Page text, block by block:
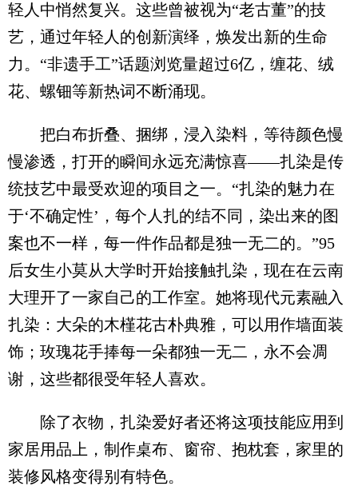
轻人中悄然复兴。这些曾被视为“老古董”的技
艺，通过年轻人的创新演绎，焕发出新的生命
力。“非遗手工”话题浏览量超过6亿，缠花、绒
花、螺钿等新热词不断涌现。
把白布折叠、捆绑，浸入染料，等待颜色慢
慢渗透，打开的瞬间永远充满惊喜——扎染是传
统技艺中最受欢迎的项目之一。“扎染的魅力在
于‘不确定性’，每个人扎的结不同，染出来的图
案也不一样，每一件作品都是独一无二的。”95
后女生小莫从大学时开始接触扎染，现在在云南
大理开了一家自己的工作室。她将现代元素融入
扎染：大朵的木槿花古朴典雅，可以用作墙面装
饰；玫瑰花手捧每一朵都独一无二，永不会凋
谢，这些都很受年轻人喜欢。
除了衣物，扎染爱好者还将这项技能应用到
家居用品上，制作桌布、窗帘、抱枕套，家里的
装修风格变得别有特色。